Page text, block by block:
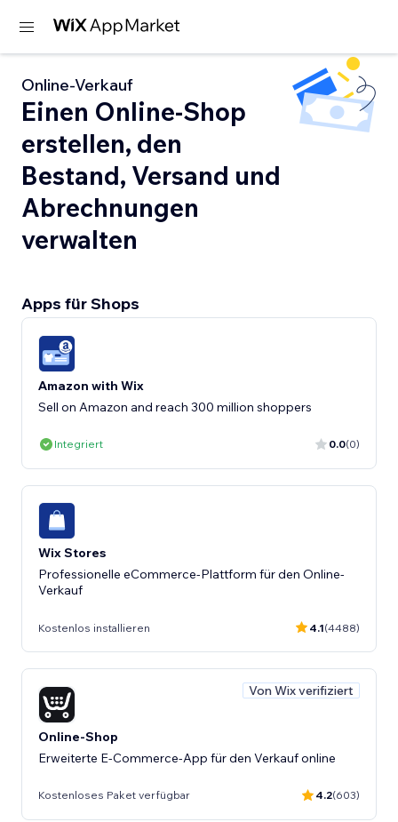
Online-Verkauf
Einen Online-Shop
erstellen, den
Bestand, Versand und
Abrechnungen
verwalten
Apps für Shops
Amazon with Wix
Sell on Amazon and reach 300 million shoppers
Integriert 0.0(0)
Wix Stores
Professionelle eCommerce-Plattform für den Online-
Verkauf
Kostenlos installieren 4.1(4488)
Von Wix verifiziert
Online-Shop
Erweiterte E-Commerce-App für den Verkauf online
Kostenloses Paket verfügbar 4.2(603)